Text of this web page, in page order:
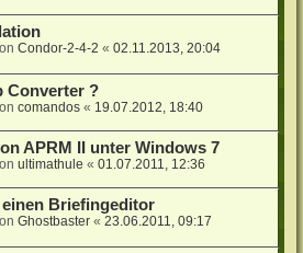
Condor-2-4-2 «02.11.2013, 20:04
Converter ?
comandos « 19.07.2012, 18:40
APRM II unter Windows 7
ultimathule «01.07.2011, 12:36
Briefingeditor
Ghostbaster «23.06.2011, 09:17